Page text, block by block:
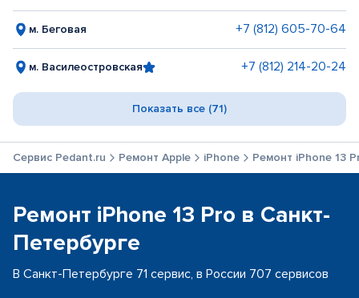
м. Беговая +7 (812) 605-70-64
м. Василеостровская +7 (812) 214-20-24
Показать все (71)
Сервис Pedant.ru Ремонт Apple iPhone Ремонт iPhone 13
Ремонт iPhone 13 Pro в Санкт-
Петербурге
В Санкт-Петербурге 71 сервис, в России 707 сервисов